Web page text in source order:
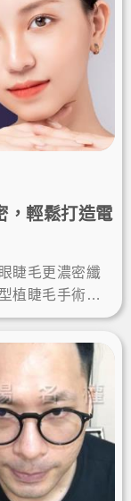
，輕鬆打造電
睫毛更濃密纖
植睫毛手術，
跟著專家的腳